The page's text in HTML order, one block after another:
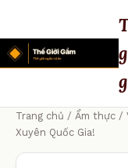
Trang chủ / Ẩm thực /
Xuyên Quốc Gia!